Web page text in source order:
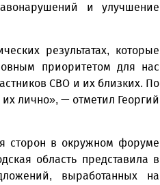
и улучшение
результатах, которые
приоритетом для нас
СВО и их близких. По
лично», — отметил Георгий
сторон в окружном форуме
область представила в
выработанных на